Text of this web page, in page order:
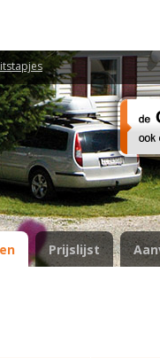
Prijslijst